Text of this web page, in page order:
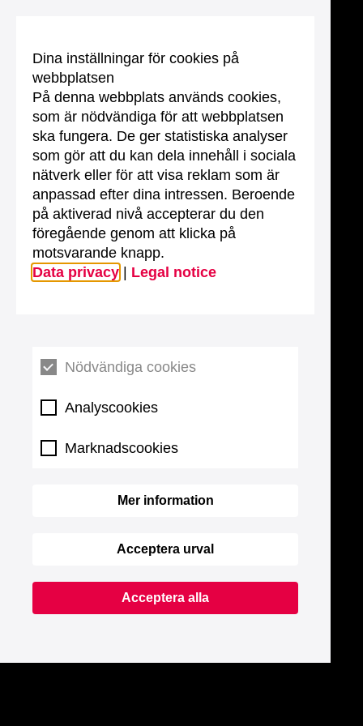
Dina inställningar för cookies på
webbplatsen
På denna webbplats används cookies,
som är nödvändiga för att webbplatsen
ska fungera. De ger statistiska analyser
som gör att du kan dela innehåll i sociala
nätverk eller för att visa reklam som är
anpassad efter dina intressen. Beroende
på aktiverad nivå accepterar du den
föregående genom att klicka på
motsvarande knapp.
Data privacy
Legal notice
Nödvändiga cookies
Analyscookies
Marknadscookies
Mer information
Acceptera urval
Acceptera alla